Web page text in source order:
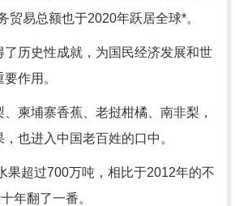
贸易总额也于2020年跃居全球*。
了历史性成就，为国民经济发展和世
作用。
柬埔寨香蕉、老挝柑橘、南非梨，
也进入中国老百姓的口中。
果超过700万吨，相比于2012年的不
年翻了一番。